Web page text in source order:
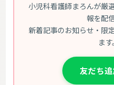
小児科看護師まろんが厳
報を配
新着記事のお知らせ・限
ます。
友だち